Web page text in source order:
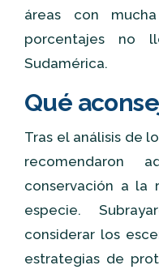
áreas con
porcentajes no
Sudamérica.
Qué
Tras el análisis de
recomendaron
conservación a la
especie.
considerar los
estrategias de